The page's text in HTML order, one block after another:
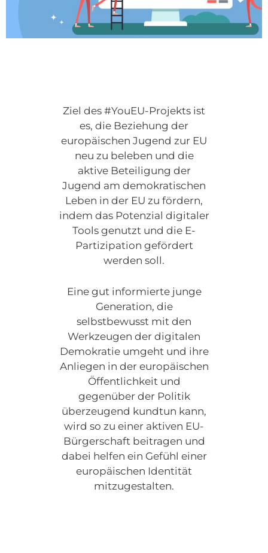
Ziel des #YouEU-Projekts ist
es, die Beziehung der
europäischen Jugend zur EU
neu zu beleben und die
aktive Beteiligung der
Jugend am demokratischen
Leben in der EU zu fördern,
indem das Potenzial digitaler
Tools genutzt und die E-
Partizipation gefördert
werden soll.
Eine gut informierte junge
Generation, die
selbstbewusst mit den
Werkzeugen der digitalen
Demokratie umgeht und ihre
Anliegen in der europäischen
Öffentlichkeit und
gegenüber der Politik
überzeugend kundtun kann,
wird so zu einer aktiven EU-
Bürgerschaft beitragen und
dabei helfen ein Gefühl einer
europäischen Identität
mitzugestalten.